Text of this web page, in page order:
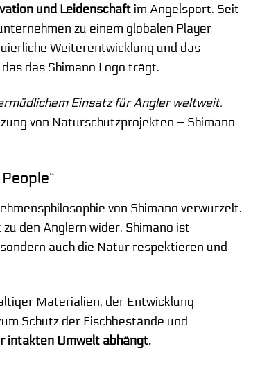
und Leidenschaftim Angelsport. Seit
zu einem globalen Player
Weiterentwicklung und das
das Shimano Logo trägt.
Einsatz für Angler weltweit.
von Naturschutzprojekten – Shimano
von Shimano verwurzelt.
den Anglern wider. Shimano ist
auch die Natur respektieren und
Materialien, der Entwicklung
Schutz der Fischbestände und
intakten Umwelt abhängt.